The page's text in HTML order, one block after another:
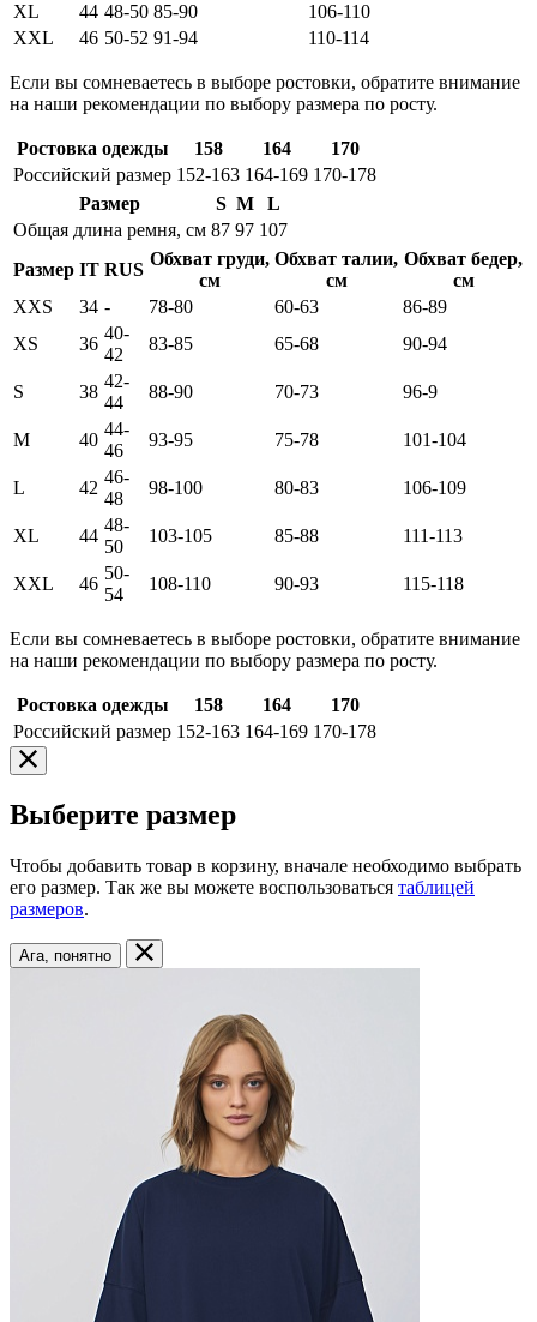
XL
44 48-50 85-90
106-110
XXL
46 50-52 91-94 110-114
Если вы сомневаетесь в выборе ростовки, обратите внимание
на наши рекомендации по выбору размера по росту.
Ростовка одежды 158 164
170
Российский размер 152-163 164-169 170-178
Размер
S M
L
Общая длина ремня, см 87 97 107
Размер IT RUS
Обхват груди,
см
Обхват талии,
см
Обхват бедер,
см
XXS
34 - 78-80 60-63
86-89
XS
36
40-
42
83-85 65-68 90-94
S 38
42-
44
88-90 70-73 96-9
M 40
44-
46
93-95 75-78 101-104
L 42
46-
48
98-100 80-83 106-109
XL 44
48-
50
103-105 85-88 111-113
XXL 46
50-
54
108-110 90-93 115-118
Если вы сомневаетесь в выборе ростовки, обратите внимание
на наши рекомендации по выбору размера по росту.
Ростовка одежды 158 164
170
Российский размер 152-163 164-169 170-178
Выберите размер
Чтобы добавить товар в корзину, вначале необходимо выбрать
его размер. Так же вы можете воспользоваться таблицей
размеров.
Ага, понятно